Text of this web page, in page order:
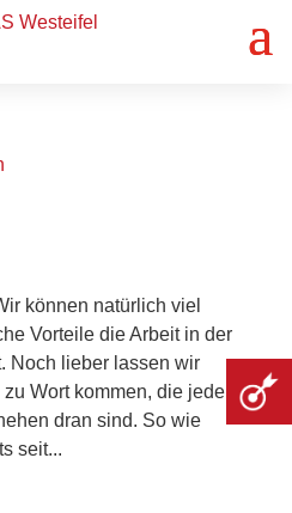
können natürlich viel
Vorteile die Arbeit in der
Noch lieber lassen wir
Wort kommen, die jeden
dran sind. So wie
seit...